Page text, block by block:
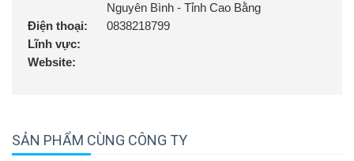
Nguyên Bình - Tỉnh Cao Bằng
Điện thoại:
0838218799
Lĩnh vực:
Website:
SẢN PHẨM CÙNG CÔNG TY